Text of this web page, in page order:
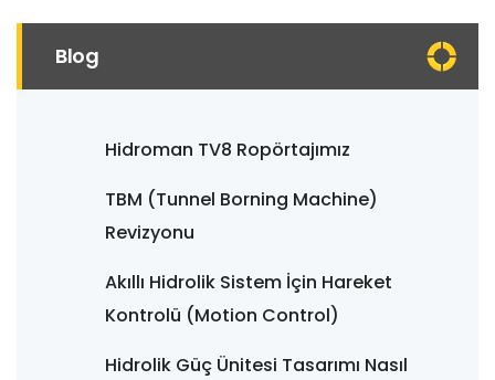
Blog
Hidroman TV8 Ropörtajımız
TBM (Tunnel Borning Machine)
Revizyonu
Akıllı Hidrolik Sistem İçin Hareket
Kontrolü (Motion Control)
Hidrolik Güç Ünitesi Tasarımı Nasıl